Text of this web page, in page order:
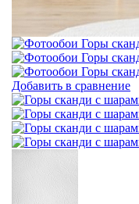
Добавить в сравнение